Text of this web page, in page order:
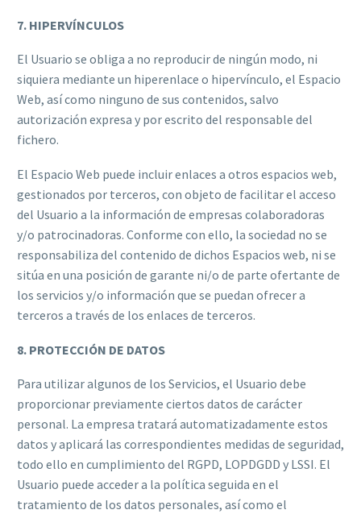
7. HIPERVÍNCULOS
El Usuario se obliga a no reproducir de ningún modo, ni
siquiera mediante un hiperenlace o hipervínculo, el Espacio
Web, así como ninguno de sus contenidos, salvo
autorización expresa y por escrito del responsable del
fichero.
El Espacio Web puede incluir enlaces a otros espacios web,
gestionados por terceros, con objeto de facilitar el acceso
del Usuario a la información de empresas colaboradoras
y/o patrocinadoras. Conforme con ello, la sociedad no se
responsabiliza del contenido de dichos Espacios web, ni se
sitúa en una posición de garante ni/o de parte ofertante de
los servicios y/o información que se puedan ofrecer a
terceros a través de los enlaces de terceros.
8. PROTECCIÓN DE DATOS
Para utilizar algunos de los Servicios, el Usuario debe
proporcionar previamente ciertos datos de carácter
personal. La empresa tratará automatizadamente estos
datos y aplicará las correspondientes medidas de seguridad,
todo ello en cumplimiento del RGPD, LOPDGDD y LSSI. El
Usuario puede acceder a la política seguida en el
tratamiento de los datos personales, así como el